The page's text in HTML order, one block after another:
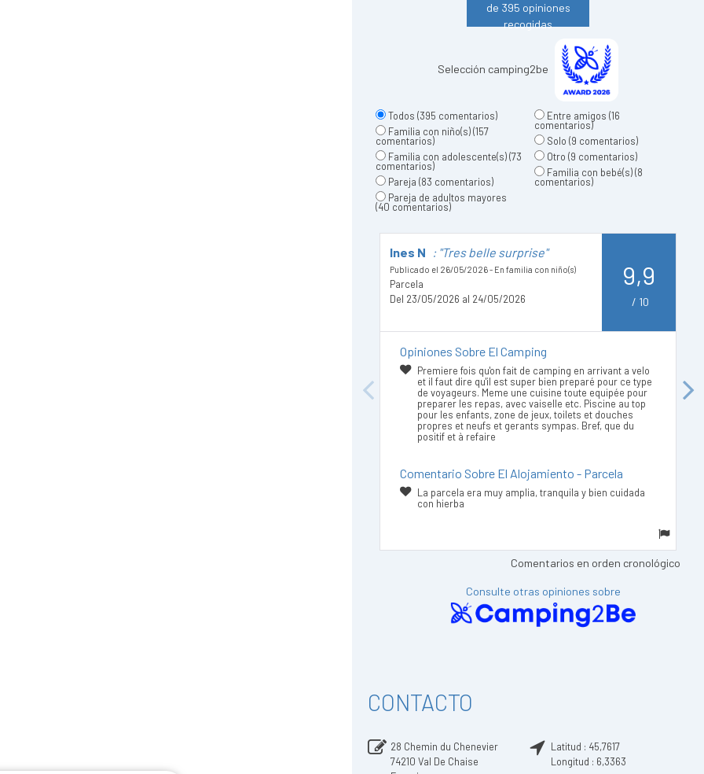
de 395 opiniones
recogidas
Selección camping2be
Todos (395 comentarios)
Familia con niño(s)(157
comentarios)
Familia con adolescente(s)(73
comentarios)
Pareja (83 comentarios)
Pareja de adultos mayores
(40 comentarios)
Entre amigos (16
comentarios)
Solo (9 comentarios)
Otro (9 comentarios)
Familia con bebé(s)(8
comentarios)
Previous
Ines N : "Tres belle surprise"
Publicado el 26/05/2026 - En familia con niño(s)
Parcela
Del 23/05/2026 al 24/05/2026
9,9
/ 10
Opiniones Sobre El Camping
Premiere fois qu'on fait de camping en arrivant a velo
et il faut dire qu'il est super bien preparé pour ce type
de voyageurs. Meme une cuisine toute equipée pour
preparer les repas, avec vaiselle etc. Piscine au top
pour les enfants, zone de jeux, toilets et douches
propres et neufs et gerants sympas. Bref, que du
positif et à refaire
Comentario Sobre El Alojamiento - Parcela
La parcela era muy amplia, tranquila y bien cuidada
con hierba
Next
Comentarios en orden cronológico
Consulte otras opiniones sobre
CONTACTO
28 Chemin du Chenevier
74210 Val De Chaise
Latitud : 45,7617
Longitud : 6,3363